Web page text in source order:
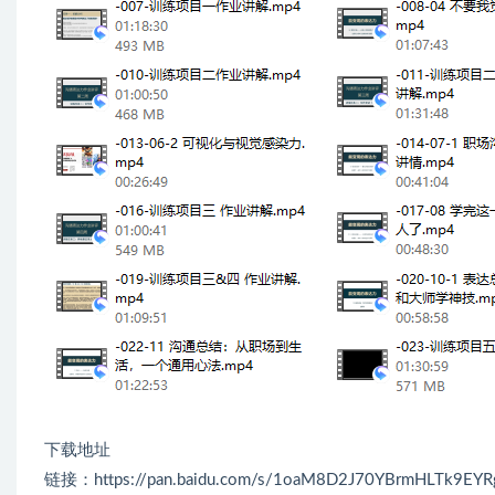
下载地址
链接：https://pan.baidu.com/s/